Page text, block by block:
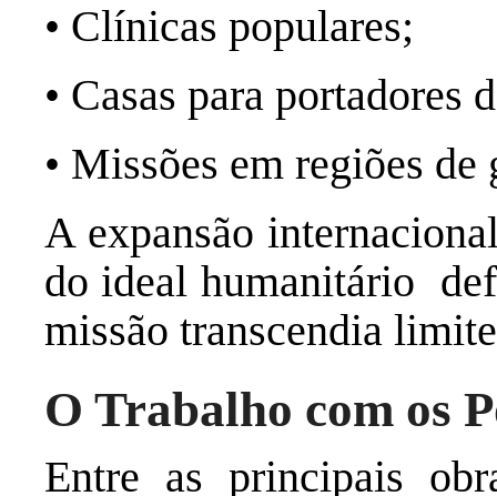
• Clínicas populares;
• Casas para
• Missões em regiões
A expansão
do ideal humanitário
missão transcendia
O Trabalho com os
Entre as principais